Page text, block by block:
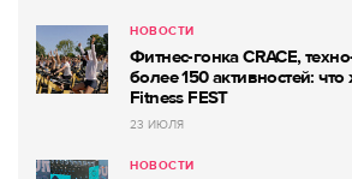
НОВОСТИ
Фитнес-гонка CRACE,
более 150 активностей: что
Fitness FEST
23 ИЮЛЯ
НОВОСТИ